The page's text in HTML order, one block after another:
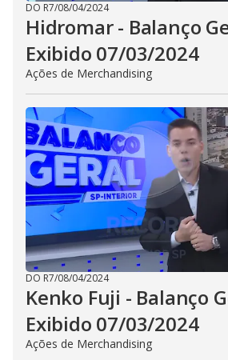
DO R7/08/04/2024
Hidromar - Balanço
Exibido 07/03/2024
Ações de Merchandising
DO R7/08/04/2024
Kenko Fuji - Balanço
Exibido 07/03/2024
Ações de Merchandising